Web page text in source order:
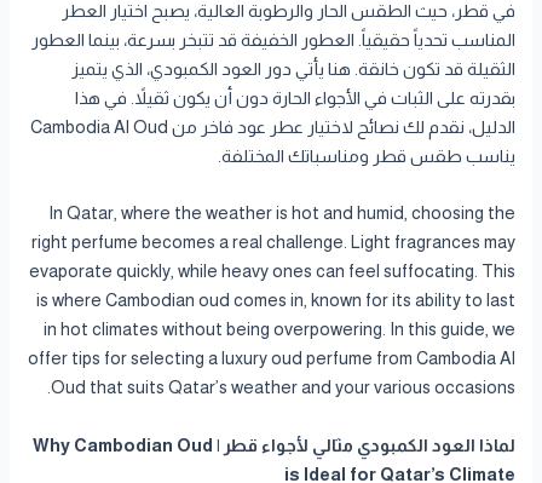
في قطر، حيث الطقس الحار والرطوبة العالية، يصبح اختيار العطر
المناسب تحدياً حقيقياً. العطور الخفيفة قد تتبخر بسرعة، بينما العطور
الثقيلة قد تكون خانقة. هنا يأتي دور العود الكمبودي، الذي يتميز
بقدرته على الثبات في الأجواء الحارة دون أن يكون ثقيلاً. في هذا
الدليل، نقدم لك نصائح لاختيار عطر عود فاخر من Cambodia Al Oud
يناسب طقس قطر ومناسباتك المختلفة.
In Qatar, where the weather is hot and humid, choosing the
right perfume becomes a real challenge. Light fragrances may
evaporate quickly, while heavy ones can feel suffocating. This
is where Cambodian oud comes in, known for its ability to last
in hot climates without being overpowering. In this guide, we
offer tips for selecting a luxury oud perfume from Cambodia Al
Oud that suits Qatar’s weather and your various occasions.
لماذا العود الكمبودي مثالي لأجواء قطر | Why Cambodian Oud
is Ideal for Qatar’s Climate